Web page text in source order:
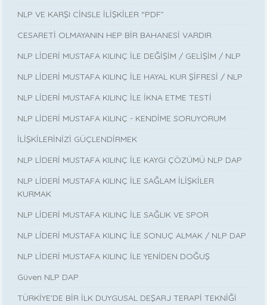
NLP VE KARŞI CİNSLE İLİŞKİLER “PDF”
CESARETİ OLMAYANIN HEP BİR BAHANESİ VARDIR
NLP LİDERİ MUSTAFA KILINÇ İLE DEĞİŞİM / GELİŞİM / NLP
NLP LİDERİ MUSTAFA KILINÇ İLE HAYAL KUR ŞİFRESİ / NLP
NLP LİDERİ MUSTAFA KILINÇ İLE İKNA ETME TESTİ
NLP LİDERİ MUSTAFA KILINÇ - KENDİME SORUYORUM
İLİŞKİLERİNİZİ GÜÇLENDİRMEK
NLP LİDERİ MUSTAFA KILINÇ İLE KAYGI ÇÖZÜMÜ NLP DAP
NLP LİDERİ MUSTAFA KILINÇ İLE SAĞLAM İLİŞKİLER
KURMAK
NLP LİDERİ MUSTAFA KILINÇ İLE SAĞLIK VE SPOR
NLP LİDERİ MUSTAFA KILINÇ İLE SONUÇ ALMAK / NLP DAP
NLP LİDERİ MUSTAFA KILINÇ İLE YENİDEN DOĞUŞ
Güven NLP DAP
TÜRKİYE’DE BİR İLK DUYGUSAL DEŞARJ TERAPİ TEKNİĞİ